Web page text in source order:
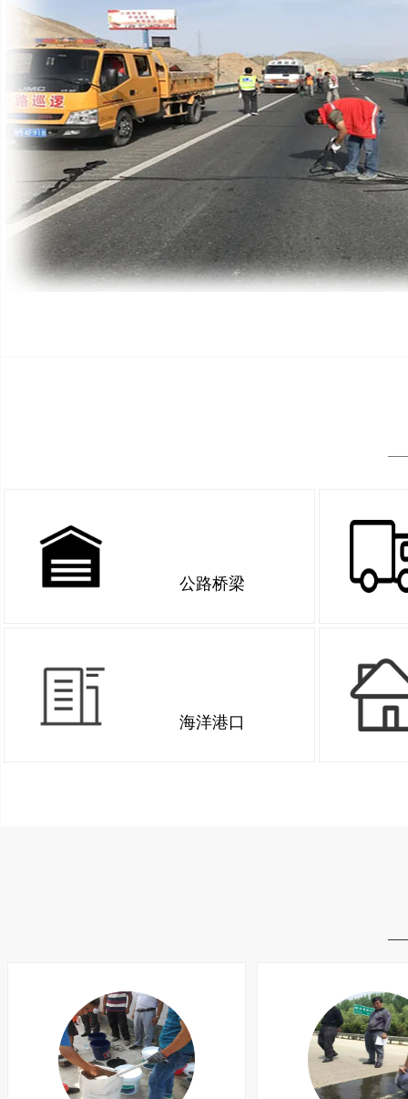
公路桥梁
海洋港口